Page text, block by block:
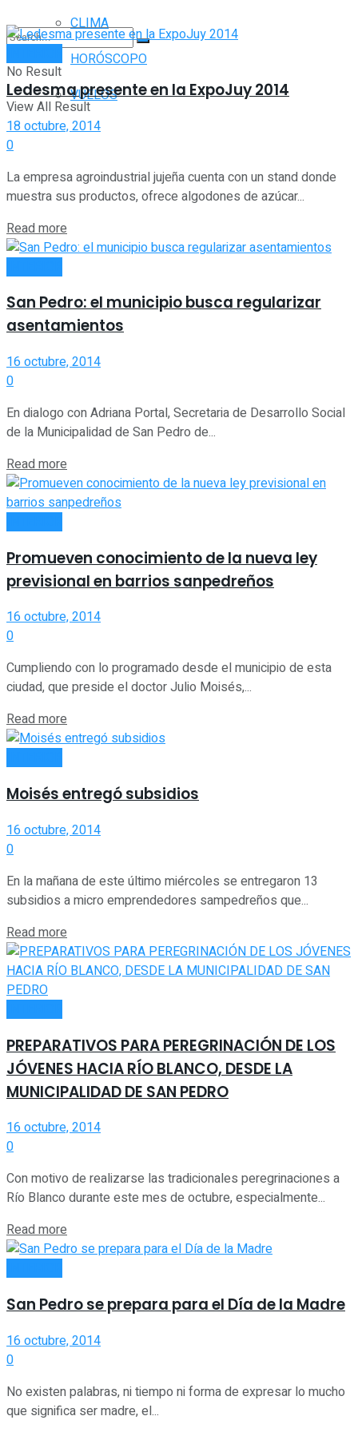
No Result
View All Result
CLIMA
HORÓSCOPO
VUELOS
Ledesma presente en la ExpoJuy 2014
18 octubre, 2014
0
La empresa agroindustrial jujeña cuenta con un stand donde
muestra sus productos, ofrece algodones de azúcar...
Read more
San Pedro: el municipio busca regularizar
asentamientos
16 octubre, 2014
0
En dialogo con Adriana Portal, Secretaria de Desarrollo Social
de la Municipalidad de San Pedro de...
Read more
Promueven conocimiento de la nueva ley
previsional en barrios sanpedreños
16 octubre, 2014
0
Cumpliendo con lo programado desde el municipio de esta
ciudad, que preside el doctor Julio Moisés,...
Read more
Moisés entregó subsidios
16 octubre, 2014
0
En la mañana de este último miércoles se entregaron 13
subsidios a micro emprendedores sampedreños que...
Read more
PREPARATIVOS PARA PEREGRINACIÓN DE LOS
JÓVENES HACIA RÍO BLANCO, DESDE LA
MUNICIPALIDAD DE SAN PEDRO
16 octubre, 2014
0
Con motivo de realizarse las tradicionales peregrinaciones a
Río Blanco durante este mes de octubre, especialmente...
Read more
San Pedro se prepara para el Día de la Madre
16 octubre, 2014
0
No existen palabras, ni tiempo ni forma de expresar lo mucho
que significa ser madre, el...